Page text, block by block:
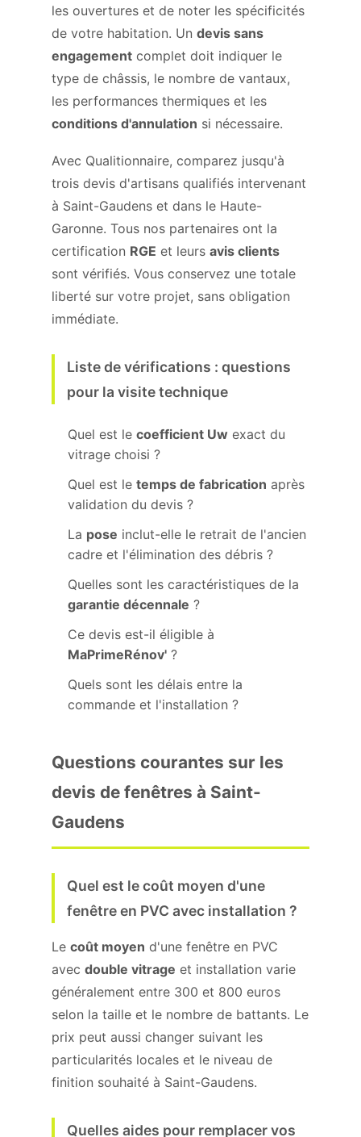
les ouvertures et de noter les spécificités
de votre habitation. Un devis sans
engagement complet doit indiquer le
type de châssis, le nombre de vantaux,
les performances thermiques et les
conditions d'annulation si nécessaire.
Avec Qualitionnaire, comparez jusqu'à
trois devis d'artisans qualifiés intervenant
à Saint-Gaudens et dans le Haute-
Garonne. Tous nos partenaires ont la
certification RGE et leurs avis clients
sont vérifiés. Vous conservez une totale
liberté sur votre projet, sans obligation
immédiate.
Liste de vérifications : questions
pour la visite technique
Quel est le coefficient Uw exact du
vitrage choisi ?
Quel est le temps de fabrication après
validation du devis ?
La pose inclut-elle le retrait de l'ancien
cadre et l'élimination des débris ?
Quelles sont les caractéristiques de la
garantie décennale ?
Ce devis est-il éligible à
MaPrimeRénov' ?
Quels sont les délais entre la
commande et l'installation ?
Questions courantes sur les
devis de fenêtres à Saint-
Gaudens
Quel est le coût moyen d'une
fenêtre en PVC avec installation ?
Le coût moyen d'une fenêtre en PVC
avec double vitrage et installation varie
généralement entre 300 et 800 euros
selon la taille et le nombre de battants. Le
prix peut aussi changer suivant les
particularités locales et le niveau de
finition souhaité à Saint-Gaudens.
Quelles aides pour remplacer vos